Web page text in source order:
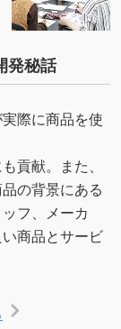
発秘話
際に商品を使
貢献。また、
の背景にある
フ、メーカ
商品とサービ